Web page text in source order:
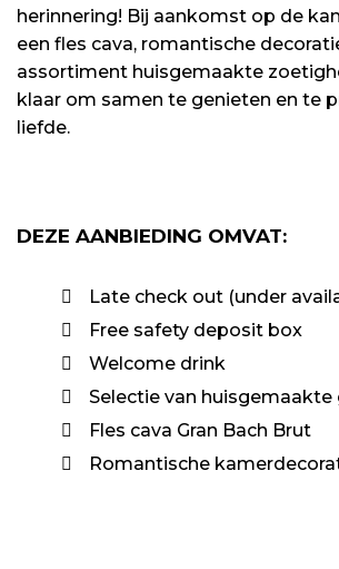
herinnering! Bij aankomst op de
een fles cava, romantische
assortiment huisgemaakte
klaar om samen te genieten en te
liefde.
DEZE AANBIEDING OMVAT:
Late check out (under
Free safety deposit box
Welcome drink
Selectie van huisgemaakte
Fles cava Gran Bach Brut
Romantische